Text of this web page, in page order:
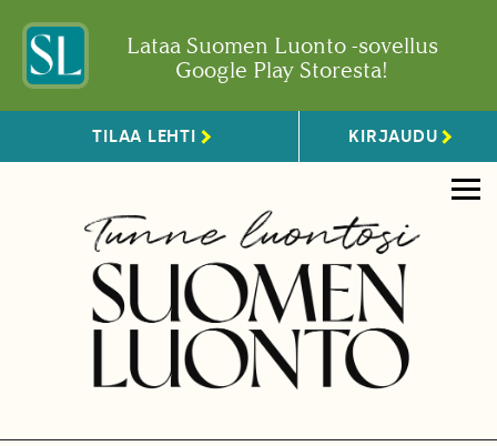
Lataa Suomen Luonto -sovellus
Google Play Storesta!
TILAA LEHTI KIRJAUDU